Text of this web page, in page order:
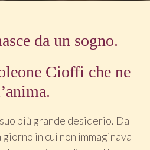
da un sogno.
Cioffi che ne
più grande desiderio. Da
in cui non immaginava